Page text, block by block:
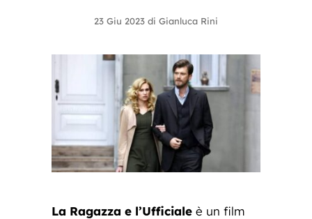
23 Giu 2023 di Gianluca Rini
La Ragazza e l’Ufficiale è un film